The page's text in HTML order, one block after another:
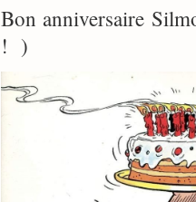
Bon anniversaire
! )